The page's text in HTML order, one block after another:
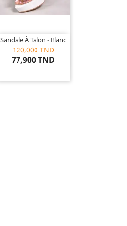
Sandale À Talon - Blanc
120,000 TND
77,900 TND